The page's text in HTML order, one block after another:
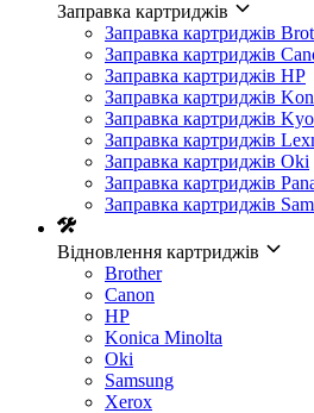
Заправка картриджів
Заправка картриджів
Заправка картриджів
Заправка картриджів HP
Заправка картриджів
Заправка картриджів
Заправка картриджів
Заправка картриджів Oki
Заправка картриджів
Заправка картриджів
Відновлення картриджів
Brother
Canon
HP
Konica Minolta
Oki
Samsung
Xerox